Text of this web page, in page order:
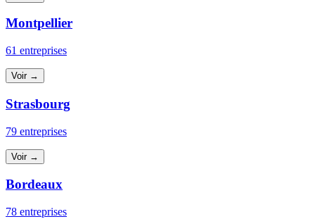
Montpellier
61 entreprises
Voir →
Strasbourg
79 entreprises
Voir →
Bordeaux
78 entreprises